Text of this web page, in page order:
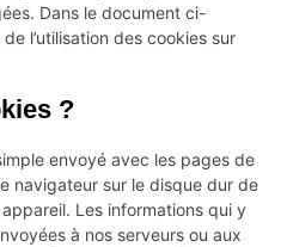
Dans le document ci-
l’utilisation des cookies sur
?
envoyé avec les pages de
navigateur sur le disque dur de
Les informations qui y
à nos serveurs ou aux